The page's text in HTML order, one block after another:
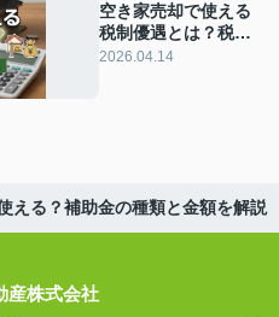
空き家売却で使える
税制優遇とは？税金
の仕組みと活用時の
2026.04.14
える？補助金の種類と金額を解説
産株式会社